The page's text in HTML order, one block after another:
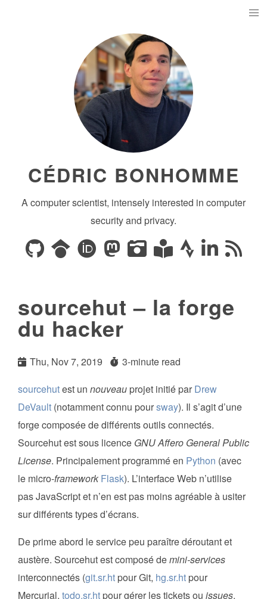
CÉDRIC BONHOMME
A computer scientist, intensely interested in computer
security and privacy.
sourcehut – la forge
du hacker
Thu, Nov 7, 2019
3-minute read
sourcehutest un nouveau projet initié par Drew
DeVault (notamment connu poursway). Il s’agit d’une
forge composée de différents outils connectés.
Sourcehut est sous licence GNU Affero General Public
License. Principalement programmé en Python (avec
le micro-framework Flask). L’interface Web n’utilise
pas JavaScript et n’en est pas moins agréable à usiter
sur différents types d’écrans.
De prime abord le service peu paraître déroutant et
austère. Sourcehut est composé demini-services
interconnectés (git.sr.ht pour Git, hg.sr.ht pour
Mercurial, todo.sr.ht pour gérer les tickets ou issues,